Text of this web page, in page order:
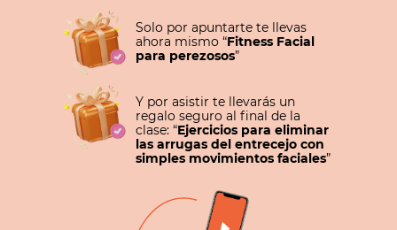
Solo por apuntarte te llevas
ahora mismo “Fitness Facial
para perezosos”
Y por asistir te llevarás un
regalo seguro al final de la
clase: “Ejercicios para eliminar
las arrugas del entrecejo con
simples movimientos faciales”